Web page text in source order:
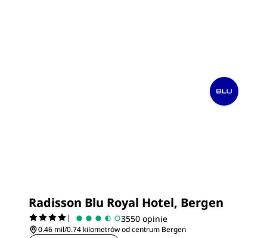
Radisson Blu Royal Hotel, Bergen
| 3550 opinie
0.46 mil/0.74 kilometrów od centrum Bergen